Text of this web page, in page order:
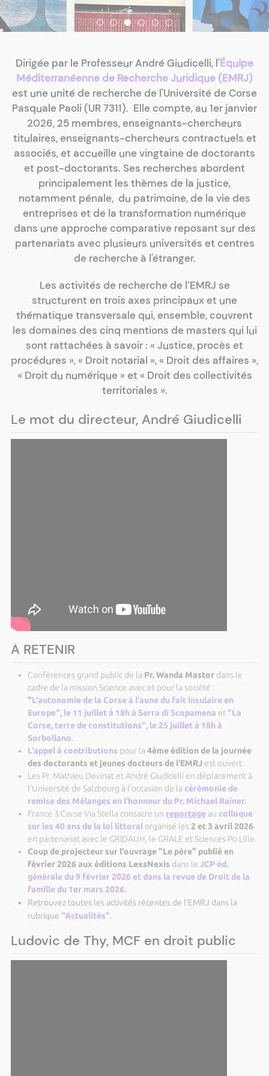
Dirigée par le Professeur André Giudicelli, l'Équipe
Méditerranéenne de Recherche Juridique (EMRJ)
est une unité de recherche de l'Université de Corse
Pasquale Paoli (UR 7311). Elle compte, au 1er janvier
2026, 25 membres, enseignants-chercheurs
titulaires, enseignants-chercheurs contractuels et
associés, et accueille une vingtaine de doctorants
et post-doctorants. Ses recherches abordent
principalement les thèmes de la justice,
notamment pénale, du patrimoine, de la vie des
entreprises et de la transformation numérique
dans une approche comparative reposant sur des
partenariats avec plusieurs universités et centres
de recherche à l'étranger.
Les activités de recherche de l’EMRJ se
structurent en trois axes principaux et une
thématique transversale qui, ensemble, couvrent
les domaines des cinq mentions de masters qui lui
sont rattachées à savoir : « Justice, procès et
procédures », « Droit notarial », « Droit des affaires »,
« Droit du numérique » et « Droit des collectivités
territoriales ».
Le mot du directeur, André Giudicelli
À RETENIR
Conférences grand public de la Pr. Wanda Mastor dans le
cadre de la mission Science avec et pour la société :
"L'autonomie de la Corse à l'aune du fait insulaire en
Europe", le 11 juillet à 18h à Serra di Scopamena et "La
Corse, terre de constitutions", le 25 juillet à 18h à
Sorbollano
L'appel à contributions pour la 4ème édition de la journée
des doctorants et jeunes docteurs de l'EMRJ est ouvert.
Les Pr. Mathieu Devinat et André Giudicelli en déplacement à
l'Université de Salzbourg à l'occasion de la cérémonie de
remise des Mélanges en l'honneur du Pr. Michael Rainer.
France 3 Corse Via Stella consacre un reportageau colloque
sur les 40 ans de la loi littoralorganisé les 2 et 3 avril 2026
en partenariat avec le GRIDAUH, le GRALE et Sciences Po Lille.
Coup de projecteur sur l'ouvrage "Le père" publié en
février 2026 aux éditions LexsNexis dans le JCP éd.
générale du 9 février 2026 et dans la revue de Droit de la
famille du 1er mars 2026.
Retrouvez toutes les activités récentes de l'EMRJ dans la
rubrique "Actualités"
Ludovic de Thy, MCF en droit public